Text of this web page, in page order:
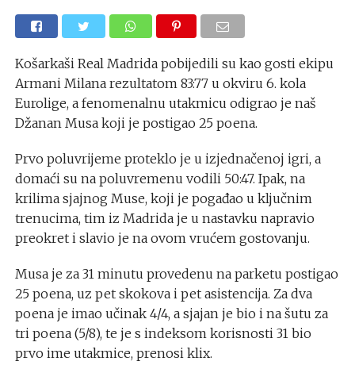
Košarkaši Real Madrida pobijedili su kao gosti ekipu
Armani Milana rezultatom 83:77 u okviru 6. kola
Eurolige, a fenomenalnu utakmicu odigrao je naš
Džanan Musa koji je postigao 25 poena.
Prvo poluvrijeme proteklo je u izjednačenoj igri, a
domaći su na poluvremenu vodili 50:47. Ipak, na
krilima sjajnog Muse, koji je pogađao u ključnim
trenucima, tim iz Madrida je u nastavku napravio
preokret i slavio je na ovom vrućem gostovanju.
Musa je za 31 minutu provedenu na parketu postigao
25 poena, uz pet skokova i pet asistencija. Za dva
poena je imao učinak 4/4, a sjajan je bio i na šutu za
tri poena (5/8), te je s indeksom korisnosti 31 bio
prvo ime utakmice, prenosi klix.